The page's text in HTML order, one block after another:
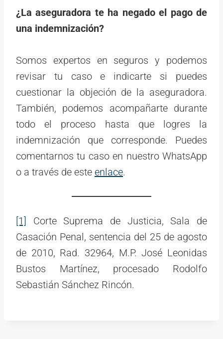
¿La aseguradora te ha negado el pago de
una indemnización?
Somos expertos en seguros y podemos
revisar tu caso e indicarte si puedes
cuestionar la objeción de la aseguradora.
También, podemos acompañarte durante
todo el proceso hasta que logres la
indemnización que corresponde. Puedes
comentarnos tu caso en nuestro WhatsApp
o a través de este enlace.
[1]
Corte Suprema de Justicia, Sala de
Casación Penal, sentencia del 25 de agosto
de 2010, Rad. 32964, M.P. José Leonidas
Bustos Martínez, procesado Rodolfo
Sebastián Sánchez Rincón.